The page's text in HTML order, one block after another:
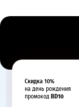
Cкидка 10%
на день рождения
промокод BD10